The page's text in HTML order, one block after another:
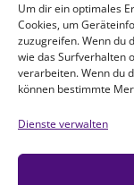
Um dir ein optimales
Cookies, um
zuzugreifen. Wenn du
wie das Surfverhalten
verarbeiten. Wenn du
können bestimmte
Dienste verwalten